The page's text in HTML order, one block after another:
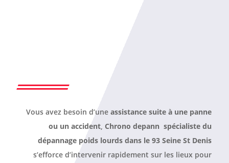
Vous avez besoin d’uneassistance suite à une panne
ou un accident Chrono depann spécialiste du
dépannage poids lourds dans le 93 Seine St Denis
s’efforce d’intervenir rapidement sur les lieux pour